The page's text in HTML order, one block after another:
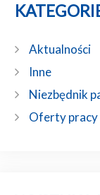
Aktualności
Inne
Niezbędnik
Oferty pracy